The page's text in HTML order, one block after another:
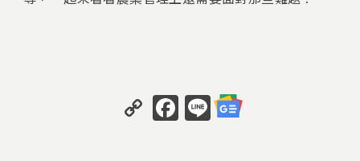
C
o
F
a
Li
n